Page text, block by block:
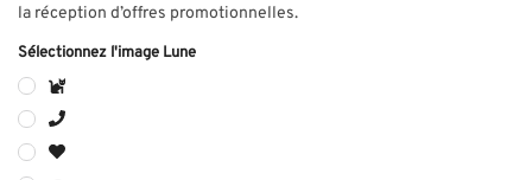
la réception d’offres promotionnelles.
Sélectionnez l'image Lune